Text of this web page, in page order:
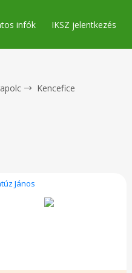
infók IKSZ jelentkezés
Kencefice
János